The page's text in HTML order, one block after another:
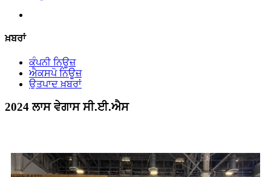
ਖ਼ਬਰਾਂ
ਕੰਪਨੀ ਨਿਊਜ਼
ਐਕਸਪੋ ਨਿਊਜ਼
ਉਤਪਾਦ ਖ਼ਬਰਾਂ
2024 ਲਾਸ ਵੇਗਾਸ ਸੀ.ਈ.ਐਸ